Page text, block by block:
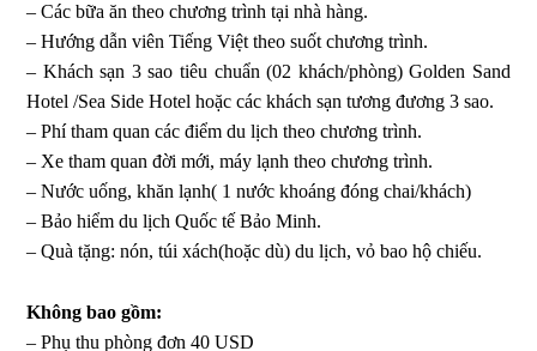
– Các bữa ăn theo chương trình tại nhà hàng.
– Hướng dẫn viên Tiếng Việt theo suốt chương trình.
– Khách sạn 3 sao tiêu chuẩn (02 khách/phòng) Golden Sand
Hotel /Sea Side Hotel hoặc các khách sạn tương đương 3 sao.
– Phí tham quan các điểm du lịch theo chương trình.
– Xe tham quan đời mới, máy lạnh theo chương trình.
– Nước uống, khăn lạnh( 1 nước khoáng đóng chai/khách)
– Bảo hiểm du lịch Quốc tế Bảo Minh.
– Quà tặng: nón, túi xách(hoặc dù) du lịch, vỏ bao hộ chiếu.
Không bao gồm:
– Phụ thu phòng đơn 40 USD